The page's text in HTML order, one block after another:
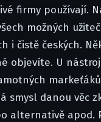
firmy používají.
možných
i čistě českých.
objevíte. U
smysl danou věc
alternativě apod.